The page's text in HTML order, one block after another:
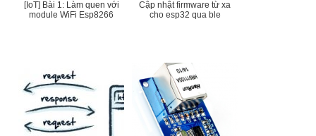
[IoT] Bài 1: Làm quen với
module WiFi Esp8266
Cập nhật firmware từ xa
cho esp32 qua ble